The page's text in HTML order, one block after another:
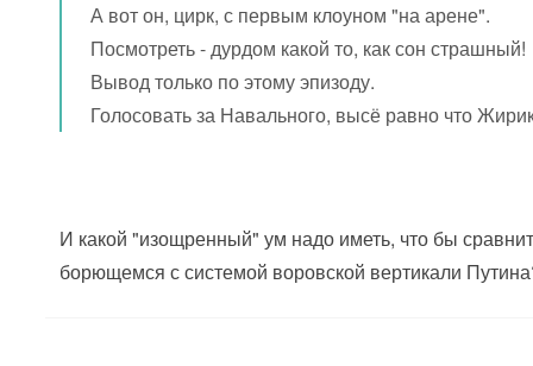
А вот он, цирк, с первым клоуном "на арене".
Посмотреть - дурдом какой то, как сон страшный!
Вывод только по этому эпизоду.
Голосовать за Навального, высё равно что
И какой "изощренный" ум надо иметь, что бы
борющемся с системой воровской вертикали